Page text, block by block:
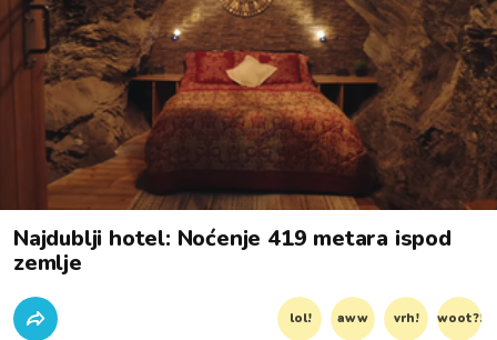
Najdublji hotel: Noćenje 419 metara ispod
zemlje
lol! aww vrh! woot?!